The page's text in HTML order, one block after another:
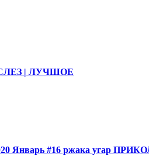
| ЛУЧШОЕ
#16 ржака угар